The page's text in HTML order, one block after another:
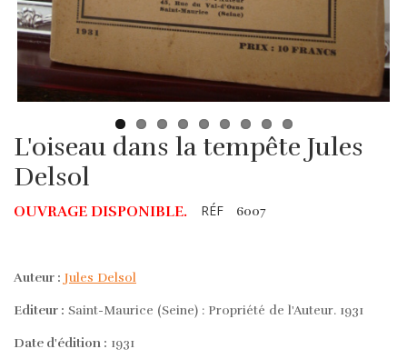
L'oiseau dans la tempête Jules
Delsol
OUVRAGE DISPONIBLE. RÉF 6007
Auteur : Jules Delsol
Editeur : Saint-Maurice (Seine) : Propriété de l'Auteur. 1931
Date d'édition : 1931